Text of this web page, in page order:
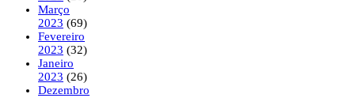
Março
2023 (69)
Fevereiro
2023 (32)
Janeiro
2023 (26)
Dezembro